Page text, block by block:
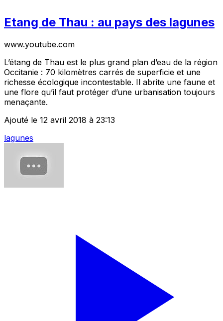
Etang de Thau : au pays des lagunes
www.youtube.com
L’étang de Thau est le plus grand plan d’eau de la région
Occitanie : 70 kilomètres carrés de superficie et une
richesse écologique incontestable. Il abrite une faune et
une flore qu’il faut protéger d’une urbanisation toujours
menaçante.
Ajouté le 12 avril 2018 à 23:13
lagunes